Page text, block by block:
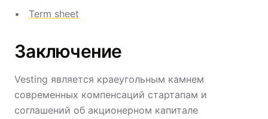
Term sheet
Заключение
Vesting является краеугольным камнем
современных компенсаций стартапам и
соглашений об акционерном капитале